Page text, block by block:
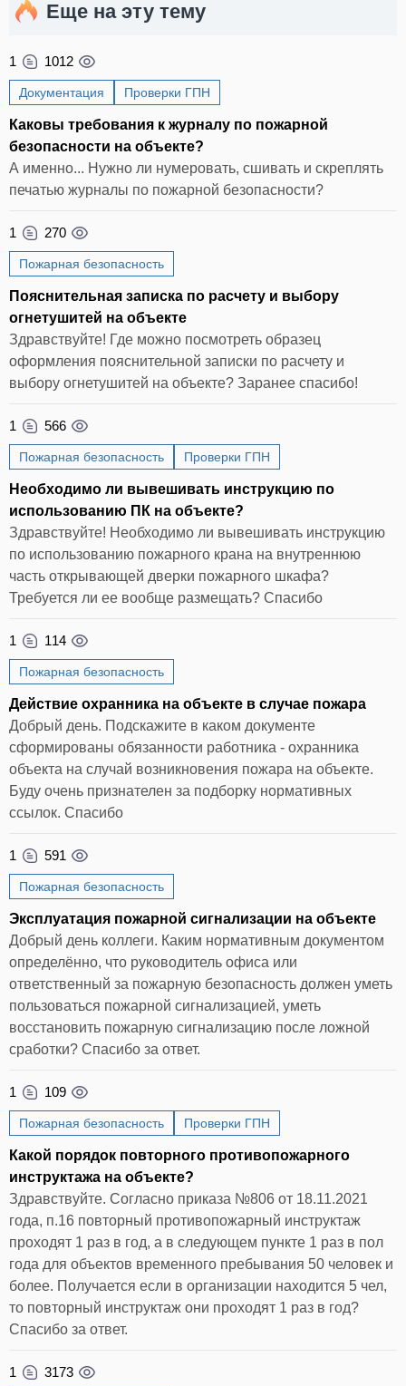
Еще на эту тему
1 1012
Документация Проверки ГПН
Каковы требования к журналу по пожарной
безопасности на объекте?
А именно... Нужно ли нумеровать, сшивать и скреплять
печатью журналы по пожарной безопасности?
1 270
Пожарная безопасность
Пояснительная записка по расчету и выбору
огнетушитей на объекте
Здравствуйте! Где можно посмотреть образец
оформления пояснительной записки по расчету и
выбору огнетушитей на объекте? Заранее спасибо!
1 566
Пожарная безопасность Проверки ГПН
Необходимо ли вывешивать инструкцию по
использованию ПК на объекте?
Здравствуйте! Необходимо ли вывешивать инструкцию
по использованию пожарного крана на внутреннюю
часть открывающей дверки пожарного шкафа?
Требуется ли ее вообще размещать? Спасибо
1 114
Пожарная безопасность
Действие охранника на объекте в случае пожара
Добрый день. Подскажите в каком документе
сформированы обязанности работника - охранника
объекта на случай возникновения пожара на объекте.
Буду очень признателен за подборку нормативных
ссылок. Спасибо
1 591
Пожарная безопасность
Эксплуатация пожарной сигнализации на объекте
Добрый день коллеги. Каким нормативным документом
определённо, что руководитель офиса или
ответственный за пожарную безопасность должен уметь
пользоваться пожарной сигнализацией, уметь
восстановить пожарную сигнализацию после ложной
сработки? Спасибо за ответ.
1 109
Пожарная безопасность Проверки ГПН
Какой порядок повторного противопожарного
инструктажа на объекте?
Здравствуйте. Согласно приказа №806 от 18.11.2021
года, п.16 повторный противопожарный инструктаж
проходят 1 раз в год, а в следующем пункте 1 раз в пол
года для объектов временного пребывания 50 человек и
более. Получается если в организации находится 5 чел,
то повторный инструктаж они проходят 1 раз в год?
Спасибо за ответ.
1 3173